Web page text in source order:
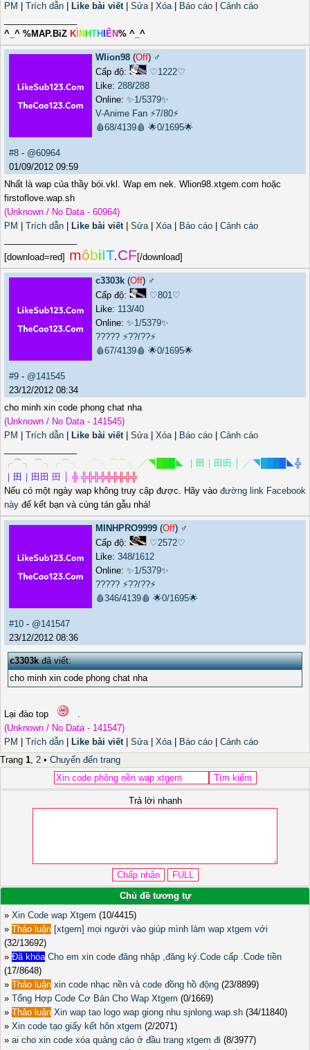
PM
Trích dẫn Like bài viết| Sửa| Xóa| Báo cáo
Cảnh cáo
^_^ %MAP.BiZ K N HTH ÊN% ^_^
Wlion98 (Off) ♂️
Cấp độ:
♡1222♡
Like: 288/288
Online: ✨1/5379✨
V-Anime Fan ⚡7/80⚡
🩸68/4139🩸 🌟0/1695🌟
#8 - @60964
01/09/2012 09:59
Nhất là wap của thầy bói.vkl. Wap em nek. Wlion98.xtgem.com hoặc
firstoflove.wap.sh
(Unknown / No Data - 60964)
PM
Trích dẫn Like bài viết| Sửa| Xóa| Báo cáo
Cảnh cáo
[download=red] môbiIT.CF [/download]
c3303k (Off) ♂️
Cấp độ:
♡801♡
Like: 113/40
Online: ✨1/5379✨
????? ⚡??/??⚡
🩸67/4139🩸 🌟0/1695🌟
#9 - @141545
23/12/2012 08:34
cho minh xin code phong chat nha
(Unknown / No Data - 141545)
PM
Trích dẫn Like bài viết| Sửa| Xóa| Báo cáo
Cảnh cáo
╭⌒╮ ⌒╮ ╭⌒╮ ╭⌒╮ ⌒⌒╮ ╱◥ ◣ ｜ 田 ｜ 田 田 ╱◥ ◣╬
｜ 田 ｜ 田 田 田 ╬ ╬╬╬╬╬╬╬╬╬
Nếu có một ngày wap không truy cập được. Hãy vào đường link Facebook
này để kết bạn và cùng tán gẫu nhá!
MINHPRO9999 (Off) ♂️
Cấp độ:
♡2572♡
Like: 348/1612
Online: ✨1/5379✨
????? ⚡??/??⚡
🩸346/4139🩸 🌟0/1695🌟
#10 - @141547
23/12/2012 08:36
c3303kđã viết:
cho minh xin code phong chat nha
Lại đào top
.
(Unknown / No Data - 141547)
PM
Trích dẫn Like bài viết| Sửa| Xóa| Báo cáo
Cảnh cáo
Trang 1, 2 • Chuyển đến trang
Trả lời nhanh
Chủ đề tương tự
» Xin Code wap Xtgem (10/4415)
» Thảo luận [xtgem] mọi người vào giúp mình làm wap xtgem với
(32/13692)
» Đã khóa Cho em xin code đăng nhập ,đăng ký.Code cấp .Code tiền
(17/8648)
» Thảo luận xin code nhạc nền và code đồng hồ động (23/8899)
» Tổng Hợp Code Cơ Bản Cho Wap Xtgem (0/1669)
» Thảo luận Xin wap tao logo wap giong nhu sjnlong.wap.sh (34/11840)
» Xin code tạo giấy kết hôn xtgem (2/2071)
» ai cho xin code xóa quảng cáo ở đầu trang xtgem đi (8/3977)